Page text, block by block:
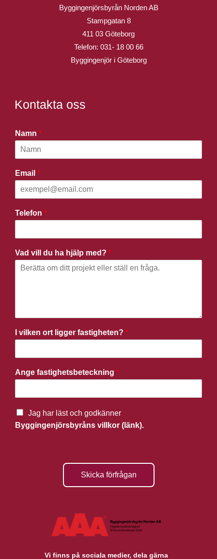
Byggingenjörsbyrån Norden AB
Stampgatan 8
411 03 Göteborg
Telefon: 031- 18 00 66
Byggingenjör i Göteborg
Kontakta oss
Namn *
Email *
Telefon *
Vad vill du ha hjälp med? *
I vilken ort ligger fastigheten? *
Ange fastighetsbeteckning *
Jag har läst och godkänner
Byggingenjörsbyråns villkor (länk).
Skicka förfrågan
Vi finns på sociala medier, dela gärna